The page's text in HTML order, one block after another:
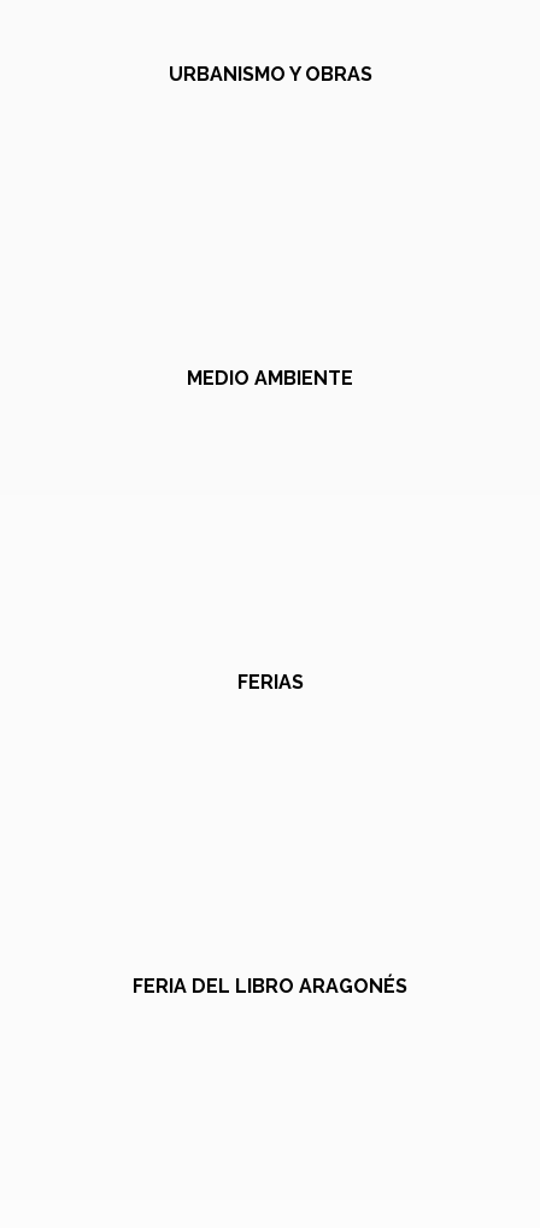
URBANISMO Y OBRAS
MEDIO AMBIENTE
FERIAS
FERIA DEL LIBRO ARAGONÉS